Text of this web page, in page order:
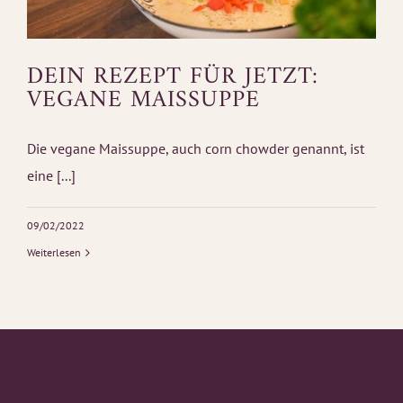
DEIN REZEPT FÜR JETZT:
VEGANE MAISSUPPE
Die vegane Maissuppe, auch corn chowder genannt, ist
eine [...]
09/02/2022
Weiterlesen